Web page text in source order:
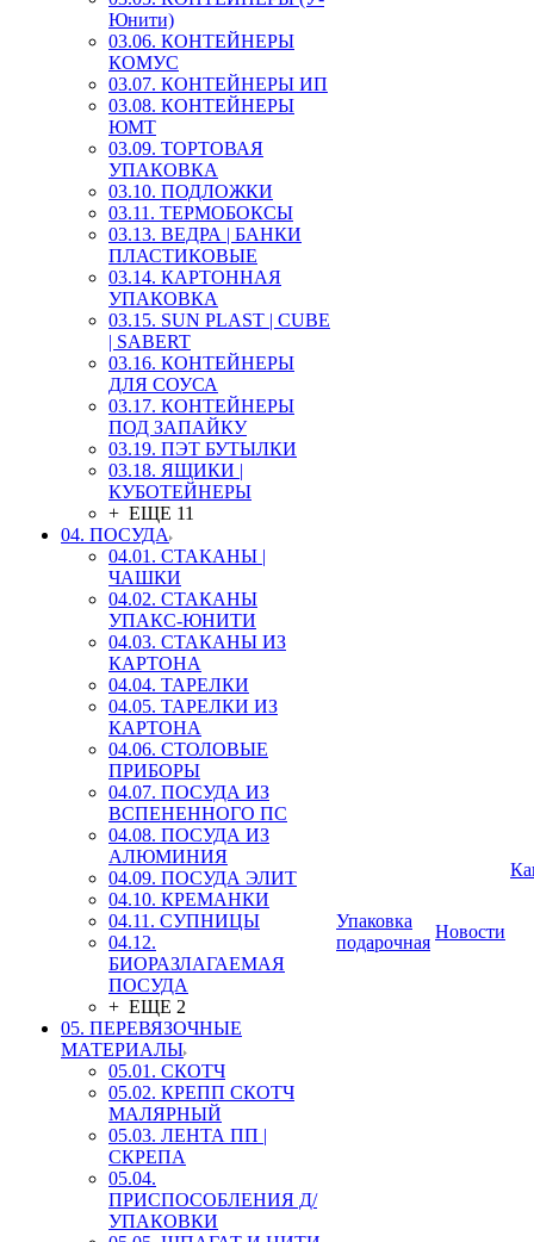
Юнити)
03.06. КОНТЕЙНЕРЫ
КОМУС
03.07. КОНТЕЙНЕРЫ ИП
03.08. КОНТЕЙНЕРЫ
ЮМТ
03.09. ТОРТОВАЯ
УПАКОВКА
03.10. ПОДЛОЖКИ
03.11. ТЕРМОБОКСЫ
03.13. ВЕДРА | БАНКИ
ПЛАСТИКОВЫЕ
03.14. КАРТОННАЯ
УПАКОВКА
03.15. SUN PLAST | CUBE
| SABERT
03.16. КОНТЕЙНЕРЫ
ДЛЯ СОУСА
03.17. КОНТЕЙНЕРЫ
ПОД ЗАПАЙКУ
03.19. ПЭТ БУТЫЛКИ
03.18. ЯЩИКИ |
КУБОТЕЙНЕРЫ
+ ЕЩЕ 11
04. ПОСУДА
04.01. СТАКАНЫ |
ЧАШКИ
04.02. СТАКАНЫ
УПАКС-ЮНИТИ
04.03. СТАКАНЫ ИЗ
КАРТОНА
04.04. ТАРЕЛКИ
04.05. ТАРЕЛКИ ИЗ
КАРТОНА
04.06. СТОЛОВЫЕ
ПРИБОРЫ
04.07. ПОСУДА ИЗ
ВСПЕНЕННОГО ПС
04.08. ПОСУДА ИЗ
АЛЮМИНИЯ
04.09. ПОСУДА ЭЛИТ
04.10. КРЕМАНКИ
04.11. СУПНИЦЫ
04.12.
БИОРАЗЛАГАЕМАЯ
ПОСУДА
+ ЕЩЕ 2
05. ПЕРЕВЯЗОЧНЫЕ
МАТЕРИАЛЫ
05.01. СКОТЧ
05.02. КРЕПП СКОТЧ
МАЛЯРНЫЙ
05.03. ЛЕНТА ПП |
СКРЕПА
05.04.
ПРИСПОСОБЛЕНИЯ Д/
УПАКОВКИ
Упаковка
подарочная
Новости